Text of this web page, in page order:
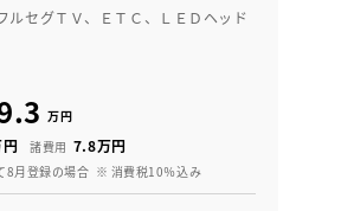
ルセグＴＶ、ＥＴＣ、ＬＥＤヘッド
万円
諸費用 7.8万円
8月登録の場合 ※ 消費税10％込み